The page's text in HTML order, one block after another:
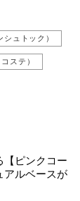
ュトック）
ステ）
【ピンクコー
アルベースが